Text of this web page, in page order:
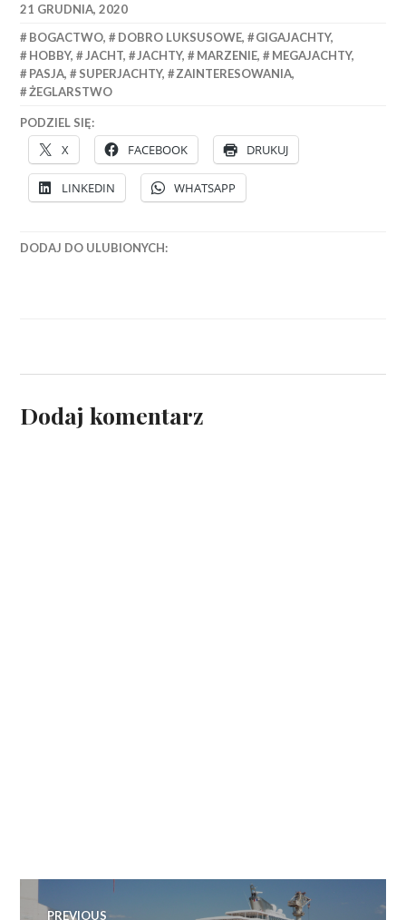
21 GRUDNIA, 2020
BOGACTWO, DOBRO LUKSUSOWE, GIGAJACHTY,
HOBBY, JACHT, JACHTY, MARZENIE, MEGAJACHTY,
PASJA, SUPERJACHTY, ZAINTERESOWANIA,
ŻEGLARSTWO
PODZIEL SIĘ:
X FACEBOOK DRUKUJ
LINKEDIN WHATSAPP
DODAJ DO ULUBIONYCH:
Dodaj komentarz
Zobacz
PREVIOUS